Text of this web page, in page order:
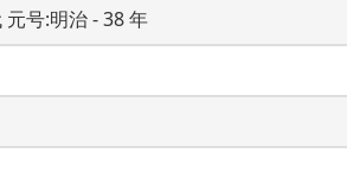
号:明治 - 38 年